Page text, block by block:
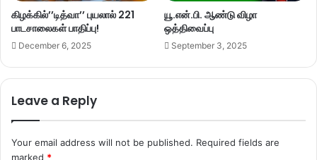
கிழக்கில்’’டித்வா’’ புயலால் 221
பாடசாலைகள் பாதிப்பு!
December 6, 2025
யூ.என்.பி. ஆண்டு விழா
ஒத்திவைப்பு
September 3, 2025
Leave a Reply
Your email address will not be published. Required fields are
marked *